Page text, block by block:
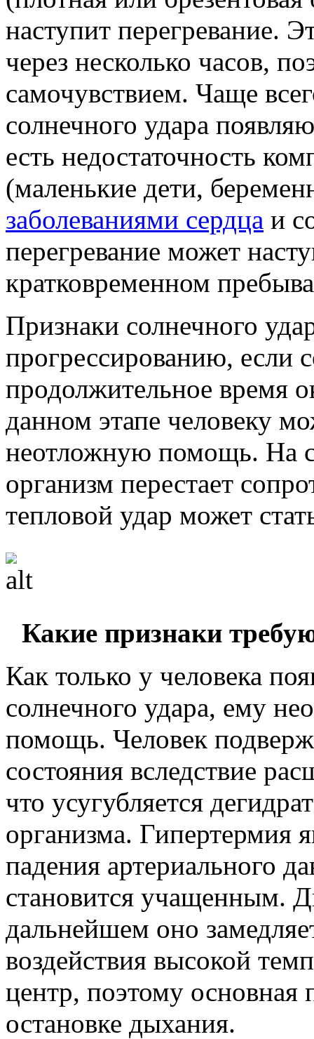
наступит перегревание.
через несколько часов,
самочувствием. Чаще
солнечного удара
есть недостаточность
(маленькие дети,
заболеваниями сердца и
перегревание может
кратковременном
Признаки солнечного
прогрессированию, если
продолжительное время
данном этапе человеку
неотложную помощь. На
организм перестает
тепловой удар может
Какие признаки
Как только у человека
солнечного удара, ему
помощь. Человек
состояния вследствие
что усугубляется
организма. Гипертермия
падения артериального
становится учащенным.
дальнейшем оно
воздействия высокой
центр, поэтому основная
остановке дыхания.